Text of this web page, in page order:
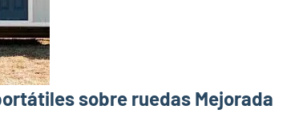
sobre ruedas Mejorada